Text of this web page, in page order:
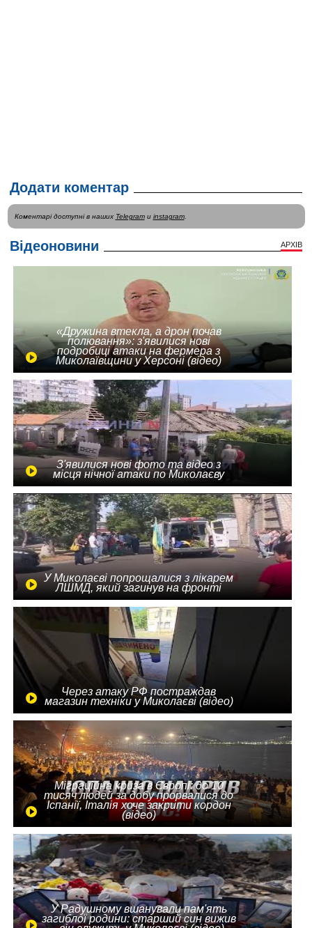
Додати коментар
Коментарі доступні в наших Telegramи instagram.
Відеоновини АРХІВ
«Дружина втекла, а дрон почав
полювання»: з'явилися нові
подробиці атаки на фермера з
Миколаївщини у Херсоні (відео)
З'явилися нові фото та відео з
місця нічної атаки по Миколаєву
У Миколаєві попрощалися з лікарем
ЛШМД, який загинув на фронті
Через атаку РФ постраждав
магазин техніки у Миколаєві (відео)
Міграційна криза в Європі: до 10
тисяч людей за добу прорвалися до
Іспанії, Італія хоче закрити кордон
(відео)
У Радушному вшанували пам'ять
загиблої родини: старший син вижив